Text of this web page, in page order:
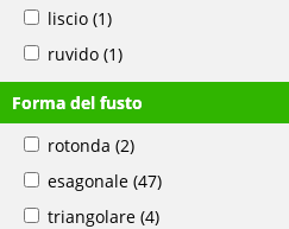
liscio (1)
ruvido (1)
Forma del fusto
rotonda (2)
esagonale (47)
triangolare (4)